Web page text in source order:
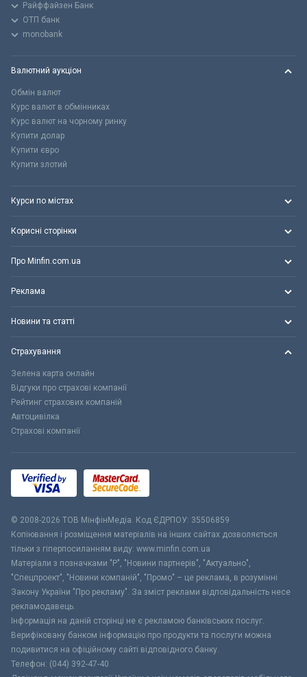
Райффайзен Банк
ОТП банк
monobank
Валютний аукціон
Обмін валют
Курс валют в обмінниках
Курс валют на чорному ринку
Купити долар
Купити євро
Купити злотий
Курси по містах
Корисні сторінки
Про Minfin.com.ua
Реклама
Новини та статті
Страхування
Зелена карта онлайн
Відгуки про страхові компанії
Рейтинг страхових компаній
Автоцивілка
Страхові компанії
© 2008-2026 ТОВ МiнфiнМедiа. Код ЄДРПОУ: 35506859
Копіювання і розміщення матеріалів на інших сайтах дозволяється
тільки з гіперпосиланням виду: www.minfin.com.ua
Матеріали з позначками "Р", "Новини партнерів", "Актуально",
"Спецпроект", "Новини компаній", "Промо" – це реклама, в розумінні
Закону України "Про рекламу". За зміст реклами відповідальність несе
рекламодавець.
Інформація на даній сторінці не є рекламою банківських послуг.
Верифіковану банком інформацію про продукти та послуги можна
подивитися на офіційному сайті відповідного банку.
Телефон: (044) 392-47-40